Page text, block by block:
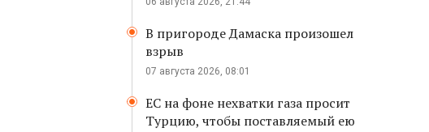
В пригороде Дамаска произошел
взрыв
07 августа 2026, 08:01
ЕС на фоне нехватки газа просит
Турцию, чтобы поставляемый ею